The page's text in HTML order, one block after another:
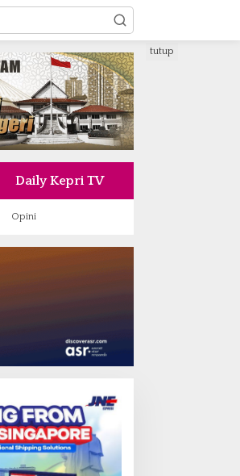
Daily Kepri TV
Opini
tutup